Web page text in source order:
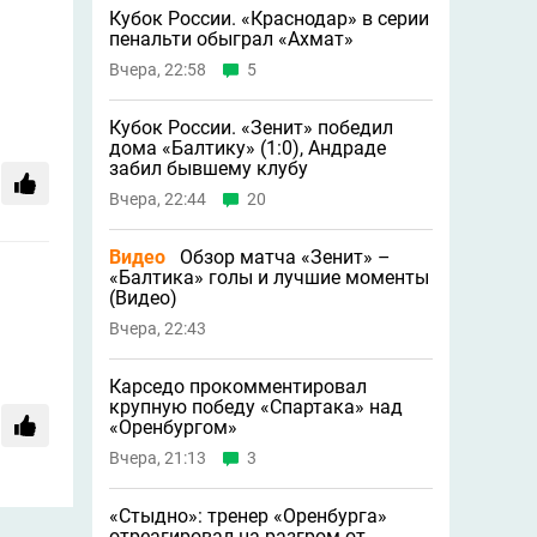
Кубок России. «Краснодар» в серии
пенальти обыграл «Ахмат»
Вчера, 22:58 5
Кубок России. «Зенит» победил
дома «Балтику» (1:0), Андраде
забил бывшему клубу
Вчера, 22:44 20
Видео
Обзор матча «Зенит» –
«Балтика» голы и лучшие моменты
(Видео)
Вчера, 22:43
Карседо прокомментировал
крупную победу «Спартака» над
«Оренбургом»
Вчера, 21:13 3
«Стыдно»: тренер «Оренбурга»